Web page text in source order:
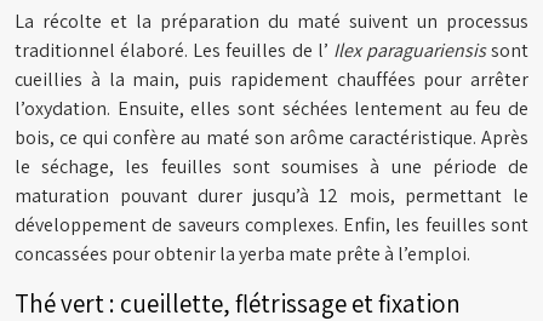
La récolte et la préparation du maté suivent un processus
traditionnel élaboré. Les feuilles de l’ Ilex paraguariensissont
cueillies à la main, puis rapidement chauffées pour arrêter
l’oxydation. Ensuite, elles sont séchées lentement au feu de
bois, ce qui confère au maté son arôme caractéristique. Après
le séchage, les feuilles sont soumises à une période de
maturation pouvant durer jusqu’à 12 mois, permettant le
développement de saveurs complexes. Enfin, les feuilles sont
concassées pour obtenir la yerba mate prête à l’emploi.
Thé vert : cueillette, flétrissage et fixation